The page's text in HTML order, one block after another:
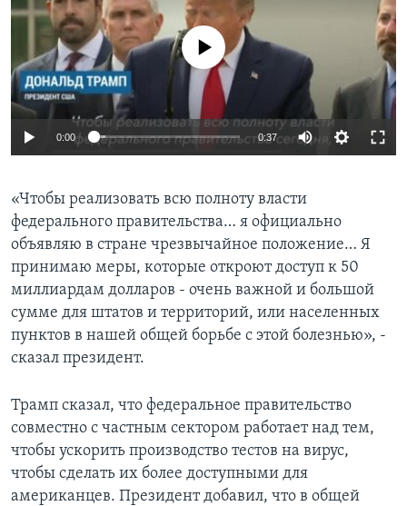
No media source currently available
0:00 0:37
«Чтобы реализовать всю полноту власти
федерального правительства… я официально
объявляю в стране чрезвычайное положение… Я
принимаю меры, которые откроют доступ к 50
миллиардам долларов - очень важной и большой
сумме для штатов и территорий, или населенных
пунктов в нашей общей борьбе с этой болезнью», -
сказал президент.
Трамп сказал, что федеральное правительство
совместно с частным сектором работает над тем,
чтобы ускорить производство тестов на вирус,
чтобы сделать их более доступными для
американцев. Президент добавил, что в общей